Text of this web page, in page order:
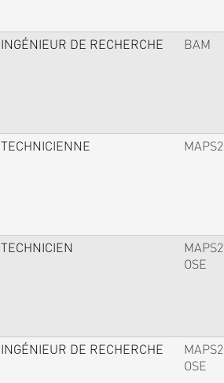
INGÉNIEUR DE RECHERCHE BAM
TECHNICIENNE MAPS2
TECHNICIEN
MAPS2
OSE
INGÉNIEUR DE RECHERCHE
MAPS2
OSE